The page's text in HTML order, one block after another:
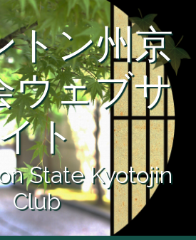
トン州京
ウェブサ
ト
State Kyotojin
Club